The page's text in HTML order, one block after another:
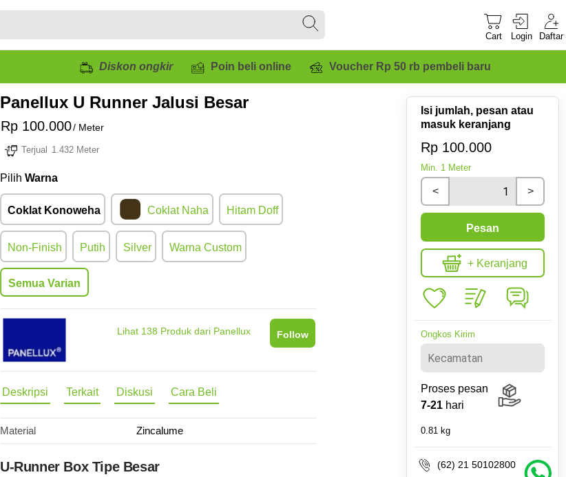
Cart Login Daftar
Diskon ongkir Poin beli online Voucher Rp 50 rb pembeli baru
Panellux U Runner Jalusi Besar
Rp 100.000/ Meter
Terjual 1.432 Meter
Pilih Warna
Coklat Konoweha Coklat Naha Hitam Doff
Non-Finish Putih Silver Warna Custom
Semua Varian
Isi jumlah, pesan atau
masuk keranjang
Rp 100.000
Min. 1 Meter
< >
Pesan
+ Keranjang
Ongkos Kirim
Proses pesan
7-21 hari
0.81 kg
(62) 21 50102800
Lihat 138 Produk dari Panellux Follow
Deskripsi Terkait Diskusi Cara Beli
Material Zincalume
U-Runner Box Tipe Besar